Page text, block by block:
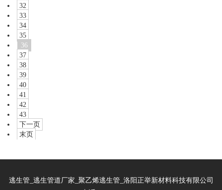
32
33
34
35
36
37
38
39
40
41
42
43
下一页
末页
逃生管_逃生管道厂家_聚乙烯逃生管_洛阳正举新材料科技有限公司